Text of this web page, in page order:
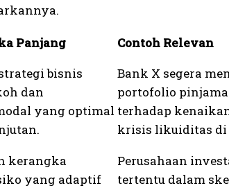
Panjang
Contoh Relevan
bisnis
dan
yang optimal
Bank X segera
portofolio
terhadap
krisis likuiditas di
kerangka
yang adaptif
Perusahaan
tertentu dalam